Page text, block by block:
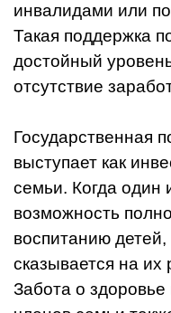
инвалидами или
Такая поддержка
достойный
отсутствие
Государственная
выступает как
семьи. Когда один
возможность
воспитанию
сказывается на их
Забота о